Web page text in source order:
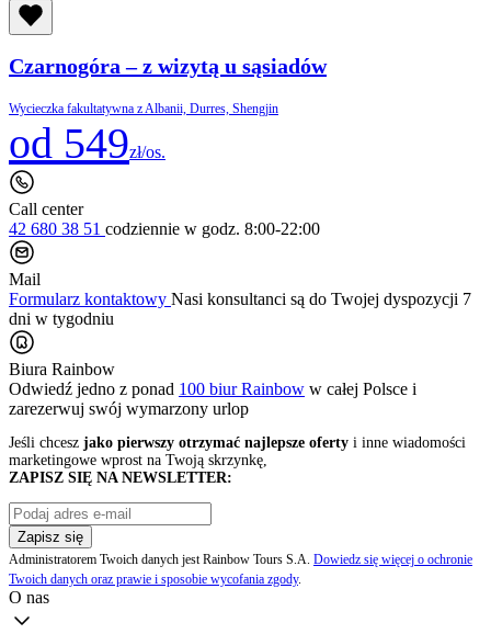
Czarnogóra – z wizytą u sąsiadów
Wycieczka fakultatywna z Albanii, Durres, Shengjin
od 549zł/os.
Call center
42 680 38 51 codziennie w godz. 8:00-22:00
Mail
Formularz kontaktowy Nasi konsultanci są do Twojej dyspozycji 7
dni w tygodniu
Biura Rainbow
Odwiedź jedno z ponad 100 biur Rainbow w całej Polsce i
zarezerwuj swój wymarzony urlop
Jeśli chcesz jako pierwszy otrzymać najlepsze oferty i inne wiadomości
marketingowe wprost na Twoją skrzynkę,
ZAPISZ SIĘ NA NEWSLETTER:
Zapisz się
Administratorem Twoich danych jest Rainbow Tours S.A. Dowiedz się więcej o ochronie
Twoich danych oraz prawie i sposobie wycofania zgody.
O nas